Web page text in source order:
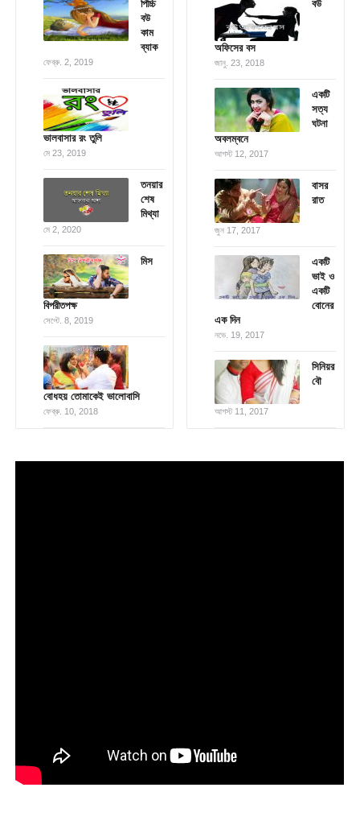
পিচ্চি
বউ
কাম
ব্যাক
ফেব্রু. 2, 2019
ভালবাসার রং তুলি
মে 23, 2019
তনয়ার
শেষ
মিথ্যা
মে 2, 2020
মিস
বিপরীতপক্ষ
সেপ্টে. 8, 2019
বোধহয় তোমাকেই ভালোবাসি
ফেব্রু. 10, 2018
বউ
অফিসের বস
জানু. 23, 2018
একটি
সত্য
ঘটনা
অবলম্বনে
আগস্ট 12, 2017
বাসর
রাত
জুন 17, 2017
একটি
ভাই ও
একটি
বোনের
এক দিন
নভে. 19, 2017
সিনিয়র
বৌ
আগস্ট 11, 2017